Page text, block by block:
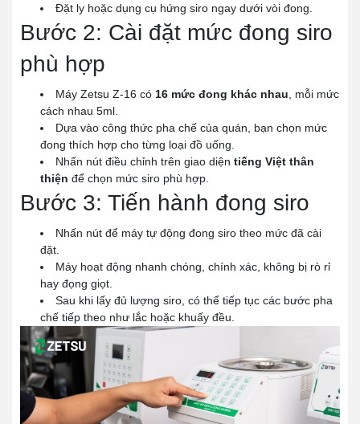
Đặt ly hoặc dụng cụ hứng siro ngay dưới vòi đong.
Bước 2: Cài đặt mức đong siro
phù hợp
Máy Zetsu Z-16 có 16 mức đong khác nhau , mỗi mức
cách nhau 5ml.
Dựa vào công thức pha chế của quán, bạn chọn mức
đong thích hợp cho từng loại đồ uống.
Nhấn nút điều chỉnh trên giao diện tiếng Việt thân
thiện để chọn mức siro phù hợp.
Bước 3: Tiến hành đong siro
Nhấn nút để máy tự động đong siro theo mức đã cài
đặt.
Máy hoạt động nhanh chóng, chính xác, không bị rò rỉ
hay đọng giọt.
Sau khi lấy đủ lượng siro, có thể tiếp tục các bước pha
chế tiếp theo như lắc hoặc khuấy đều.